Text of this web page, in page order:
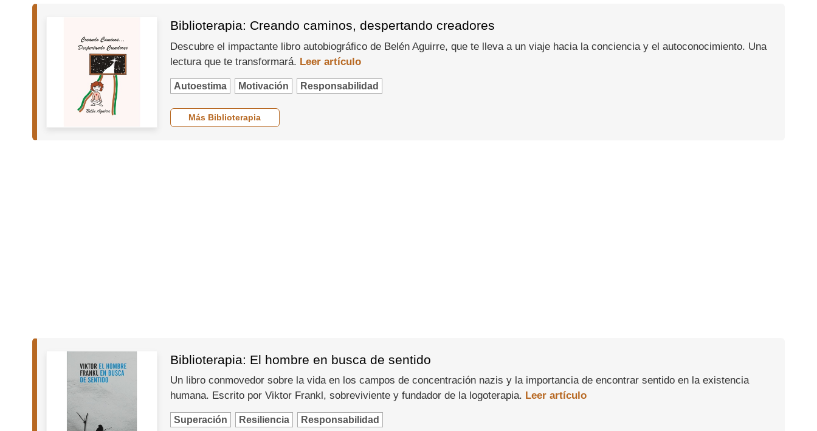
Biblioterapia: Creando caminos, despertando creadores
Descubre el impactante libro autobiográfico de Belén Aguirre, que te lleva a un viaje hacia la conciencia y el autoconocimiento. Una
lectura que te transformará. Leer artículo
Autoestima Motivación Responsabilidad
Más Biblioterapia
Biblioterapia: El hombre en busca de sentido
Un libro conmovedor sobre la vida en los campos de concentración nazis y la importancia de encontrar sentido en la existencia
humana. Escrito por Viktor Frankl, sobreviviente y fundador de la logoterapia. Leer artículo
Superación Resiliencia Responsabilidad